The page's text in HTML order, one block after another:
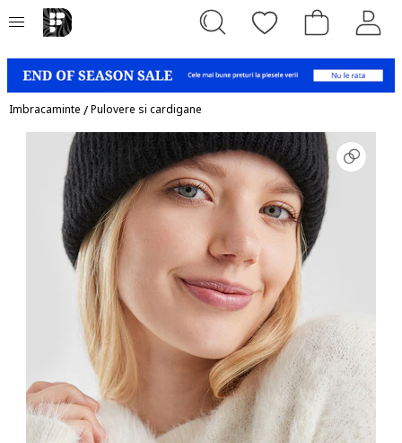
Imbracaminte /Pulovere si cardigane